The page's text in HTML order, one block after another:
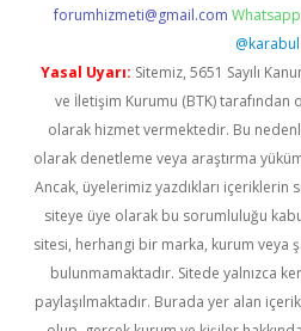
forumhizmeti@gmail.com
@karabul
Yasal Uyarı: Sitemiz, 5651 Sayılı
ve İletişim Kurumu (BTK) tarafından
olarak hizmet vermektedir. Bu
olarak denetleme veya araştırma
Ancak, üyelerimiz yazdıkları içeriklerin
siteye üye olarak bu sorumluluğu
sitesi, herhangi bir marka, kurum veya
bulunmamaktadır. Sitede yalnızca
paylaşılmaktadır. Burada yer alan